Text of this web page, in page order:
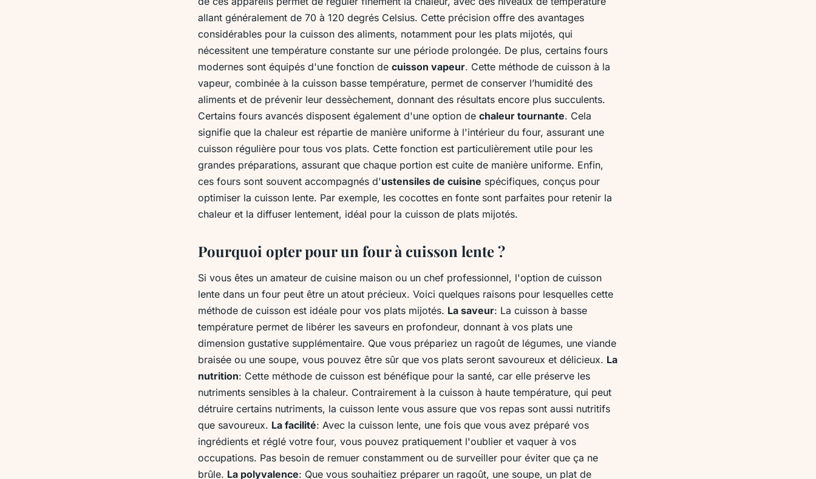
allant généralement de 70 à 120 degrés Celsius. Cette précision offre des avantages
considérables pour la cuisson des aliments, notamment pour les plats mijotés, qui
nécessitent une température constante sur une période prolongée. De plus, certains fours
modernes sont équipés d'une fonction de cuisson vapeur. Cette méthode de cuisson à la
vapeur, combinée à la cuisson basse température, permet de conserver l’humidité des
aliments et de prévenir leur dessèchement, donnant des résultats encore plus succulents.
Certains fours avancés disposent également d'une option de chaleur tournante. Cela
signifie que la chaleur est répartie de manière uniforme à l'intérieur du four, assurant une
cuisson régulière pour tous vos plats. Cette fonction est particulièrement utile pour les
grandes préparations, assurant que chaque portion est cuite de manière uniforme. Enfin,
ces fours sont souvent accompagnés d'ustensiles de cuisine spécifiques, conçus pour
optimiser la cuisson lente. Par exemple, les cocottes en fonte sont parfaites pour retenir la
chaleur et la diffuser lentement, idéal pour la cuisson de plats mijotés.
Pourquoi opter pour un four à cuisson lente ?
Si vous êtes un amateur de cuisine maison ou un chef professionnel, l'option de cuisson
lente dans un four peut être un atout précieux. Voici quelques raisons pour lesquelles cette
méthode de cuisson est idéale pour vos plats mijotés. La saveur: La cuisson à basse
température permet de libérer les saveurs en profondeur, donnant à vos plats une
dimension gustative supplémentaire. Que vous prépariez un ragoût de légumes, une viande
braisée ou une soupe, vous pouvez être sûr que vos plats seront savoureux et délicieux. La
nutrition: Cette méthode de cuisson est bénéfique pour la santé, car elle préserve les
nutriments sensibles à la chaleur. Contrairement à la cuisson à haute température, qui peut
détruire certains nutriments, la cuisson lente vous assure que vos repas sont aussi nutritifs
que savoureux. La facilité: Avec la cuisson lente, une fois que vous avez préparé vos
ingrédients et réglé votre four, vous pouvez pratiquement l'oublier et vaquer à vos
occupations. Pas besoin de remuer constamment ou de surveiller pour éviter que ça ne
brûle. La polyvalence: Que vous souhaitiez préparer un ragoût, une soupe, un plat de